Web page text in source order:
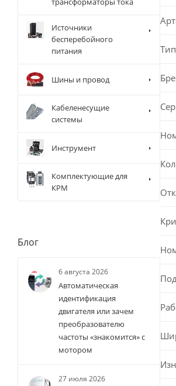
Источники
бесперебойного
питания
Шины и провод
Кабеленесущие
системы
Инструмент
Комплектующие для
КРМ
Блог
6 августа 2026
Автоматическая
идентификация
двигателя или зачем
преобразователю
частоты «знакомится» с
мотором
27 июля 2026